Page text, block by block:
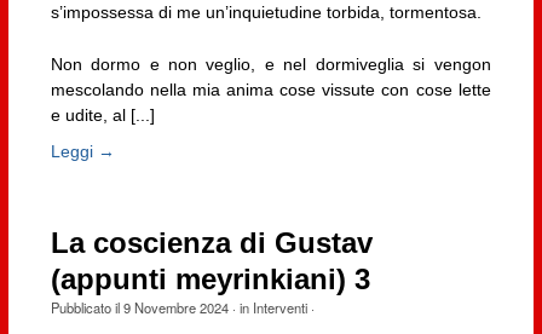
s’impossessa di me un’inquietudine torbida, tormentosa.
Non dormo e non veglio, e nel dormiveglia si vengon
mescolando nella mia anima cose vissute con cose lette
e udite, al [...]
Leggi →
La coscienza di Gustav
(appunti meyrinkiani) 3
Pubblicato il9 Novembre 2024· in Interventi·